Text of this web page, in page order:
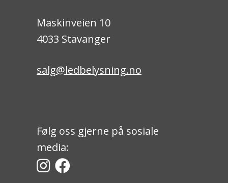
Maskinveien 10
4033 Stavanger
salg@ledbelysning.no
Følg oss gjerne på sosiale
media: